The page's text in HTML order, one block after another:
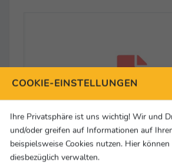
COOKIE-EINSTELLUNGEN
Ihre Privatsphäre ist uns wichtig! Wir und
und/oder greifen auf Informationen auf
beispielsweise Cookies nutzen. Hier
diesbezüglich verwalten.